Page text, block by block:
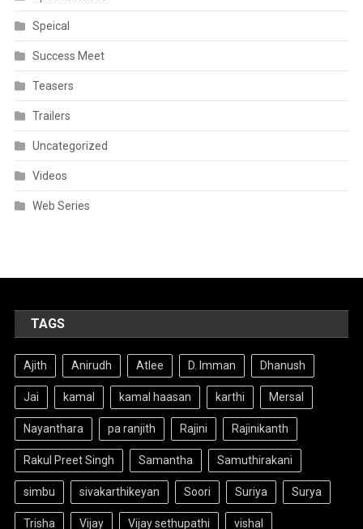
Speical
Success Meet
Teasers
Trailers
Uncategorized
Videos
Web Series
TAGS
Ajith Anirudh Atlee D. Imman Dhanush
Jai kamal kamal haasan karthi Mersal
Nayanthara pa ranjith Rajini Rajinikanth
Rakul Preet Singh Samantha Samuthirakani
simbu sivakarthikeyan Soori Suriya Surya
Trisha Vijay Vijay sethupathi vishal